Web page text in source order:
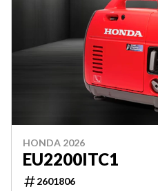
HONDA 2026
EU2200ITC1
2601806